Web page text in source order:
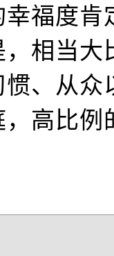
福度肯
相当大
、从众
高比例